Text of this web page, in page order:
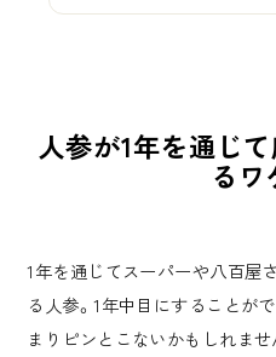
人参が1年を通じ
るワ
1年を通じてスーパーや八百屋
る人参。1年中目にすることが
まりピンとこないかもしれま